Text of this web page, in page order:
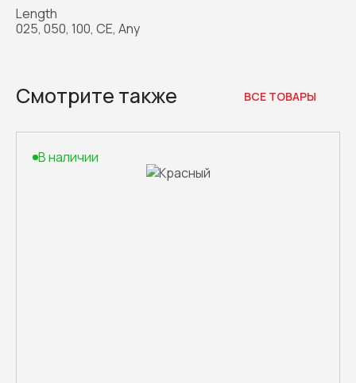
Length
025, 050, 100, CE, Any
Смотрите также ВСЕ ТОВАРЫ
В наличии